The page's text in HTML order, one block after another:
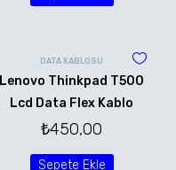
DATA KABLOSU
Lenovo Thinkpad T500
Lcd Data Flex Kablo
₺450,00
Sepete Ekle